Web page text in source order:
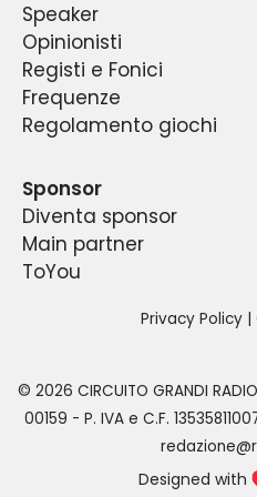
Speaker
Opinionisti
Registi e Fonici
Frequenze
Regolamento giochi
Sponsor
Diventa sponsor
Main partner
ToYou
Privacy Policy|
© 2026 CIRCUITO GRANDI
00159 - P. IVA e C.F.
Designed with